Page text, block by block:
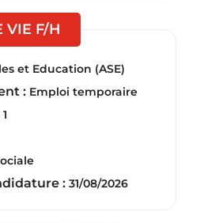
VIE F/H
et Education (ASE)
: Emploi temporaire
1
: 31/08/2026